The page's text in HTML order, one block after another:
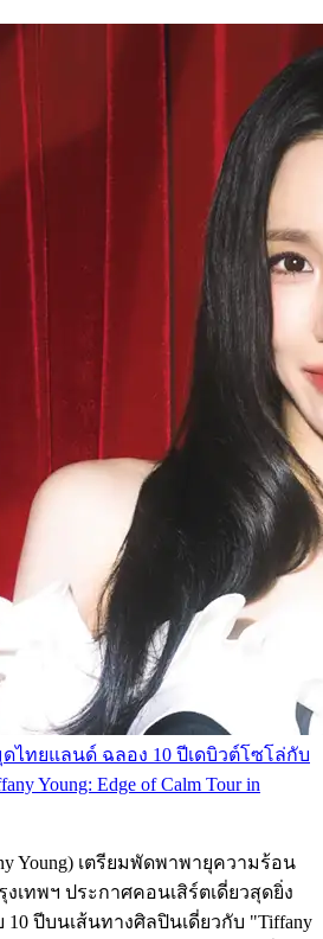
ไทยแลนด์ ฉลอง 10 ปีเดบิวต์โซโล่กับ
Young: Edge of Calm Tour in
Young) เตรียมพัดพาพายุความร้อน
เทพฯ ประกาศคอนเสิร์ตเดี่ยวสุดยิ่ง
ปีบนเส้นทางศิลปินเดี่ยวกับ "Tiffany